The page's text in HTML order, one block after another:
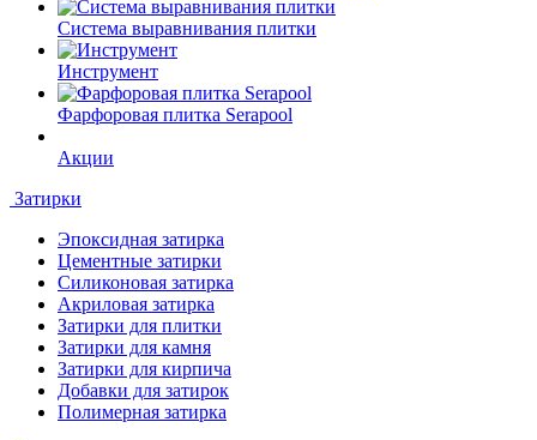
Система выравнивания плитки
Инструмент
Фарфоровая плитка Serapool
Акции
Затирки
Эпоксидная затирка
Цементные затирки
Силиконовая затирка
Акриловая затирка
Затирки для плитки
Затирки для камня
Затирки для кирпича
Добавки для затирок
Полимерная затирка